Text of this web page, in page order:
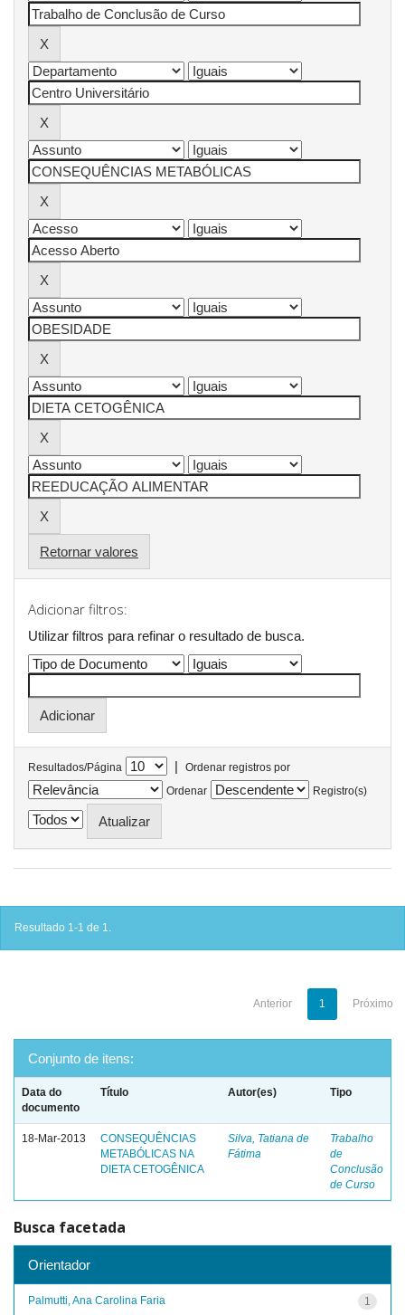
Retornar valores
Adicionar filtros:
Utilizar filtros para refinar o resultado de busca.
Resultados/Página |
Ordenar registros por
Ordenar
Registro(s)
Resultado 1-1 de 1.
Anterior 1 Próximo
Conjunto de itens:
Data do
documento
Título Autor(es) Tipo
18-Mar-2013
CONSEQUÊNCIAS
METABÓLICAS NA
DIETA CETOGÊNICA
Silva, Tatiana de
Fátima
Trabalho
de
Conclusão
de Curso
Busca facetada
Orientador
1
Palmutti, Ana Carolina Faria